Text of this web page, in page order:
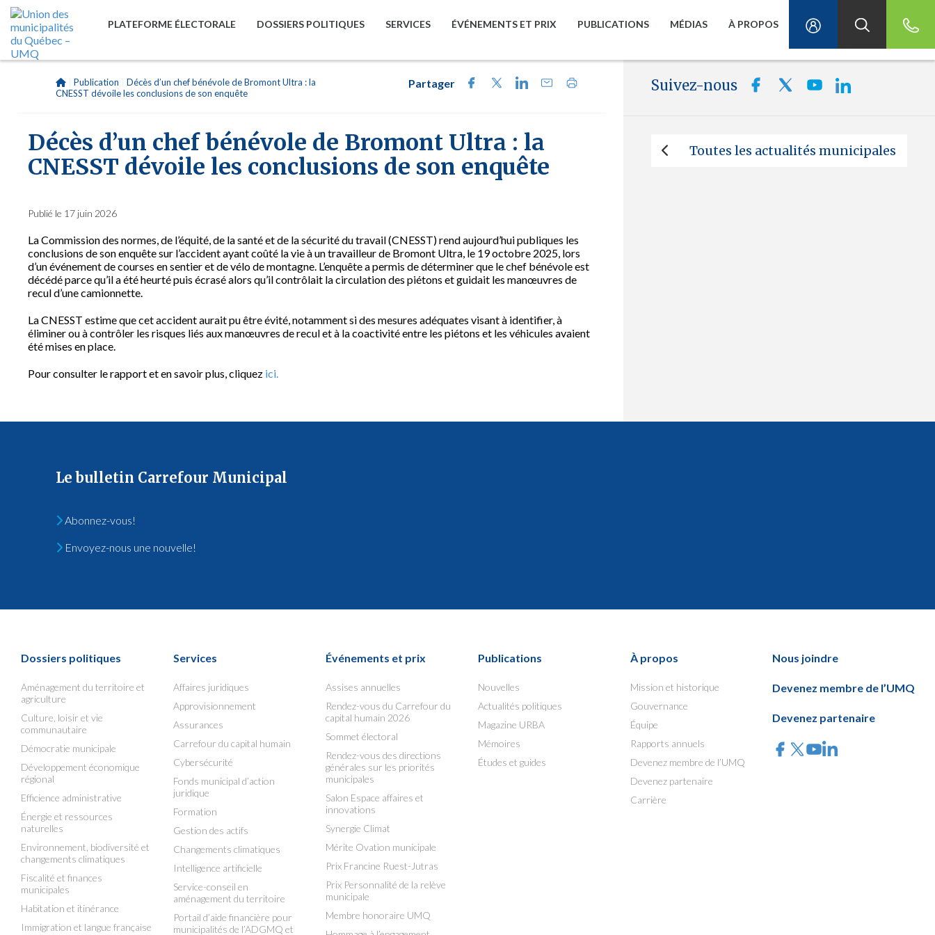
PLATEFORME ÉLECTORALE DOSSIERS POLITIQUES SERVICES ÉVÉNEMENTS ET PRIX PUBLICATIONS MÉDIAS À PROPOS
Publication
Décès d’un chef bénévole de Bromont Ultra : la
CNESST dévoile les conclusions de son enquête
Partager
Décès d’un chef bénévole de Bromont Ultra : la
CNESST dévoile les conclusions de son enquête
Publié le 17 juin 2026
La Commission des normes, de l’équité, de la santé et de la sécurité du travail (CNESST) rend aujourd’hui publiques les
conclusions de son enquête sur l’accident ayant coûté la vie à un travailleur de Bromont Ultra, le 19 octobre 2025, lors
d’un événement de courses en sentier et de vélo de montagne. L’enquête a permis de déterminer que le chef bénévole est
décédé parce qu’il a été heurté puis écrasé alors qu’il contrôlait la circulation des piétons et guidait les manœuvres de
recul d’une camionnette.
La CNESST estime que cet accident aurait pu être évité, notamment si des mesures adéquates visant à identifier, à
éliminer ou à contrôler les risques liés aux manœuvres de recul et à la coactivité entre les piétons et les véhicules avaient
été mises en place.
Pour consulter le rapport et en savoir plus, cliquez ici.
Suivez-nous
Toutes les actualités municipales
Le bulletin Carrefour Municipal
Abonnez-vous!
Envoyez-nous une nouvelle!
Dossiers politiques
Aménagement du territoire et
agriculture
Culture, loisir et vie
communautaire
Démocratie municipale
Développement économique
régional
Efficience administrative
Énergie et ressources
naturelles
Environnement, biodiversité et
changements climatiques
Fiscalité et finances
municipales
Habitation et itinérance
Immigration et langue française
Services
Affaires juridiques
Approvisionnement
Assurances
Carrefour du capital humain
Cybersécurité
Fonds municipal d’action
juridique
Formation
Gestion des actifs
Changements climatiques
Intelligence artificielle
Service-conseil en
aménagement du territoire
Portail d’aide financière pour
municipalités de l’ADGMQ et
Événements et prix
Assises annuelles
Rendez-vous du Carrefour du
capital humain 2026
Sommet électoral
Rendez-vous des directions
générales sur les priorités
municipales
Salon Espace affaires et
innovations
Synergie Climat
Mérite Ovation municipale
Prix Francine Ruest-Jutras
Prix Personnalité de la relève
municipale
Membre honoraire UMQ
Publications
Nouvelles
Actualités politiques
Magazine URBA
Mémoires
Études et guides
À propos
Mission et historique
Gouvernance
Équipe
Rapports annuels
Devenez membre de l’UMQ
Devenez partenaire
Carrière
Nous joindre
Devenez membre de l’UMQ
Devenez partenaire